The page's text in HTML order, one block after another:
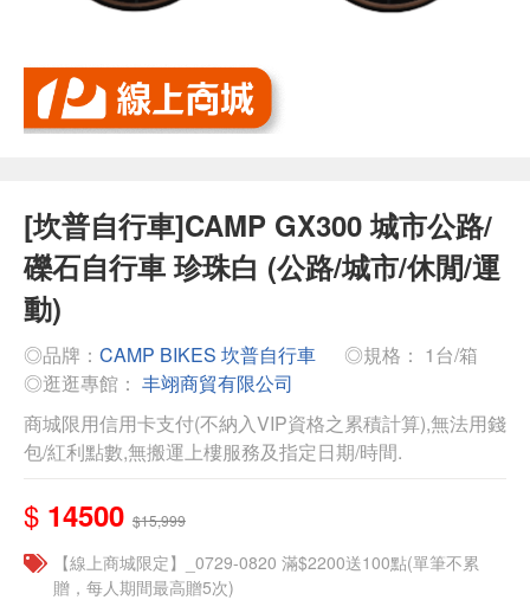
[坎普自行車]CAMP GX300 城市公路/
礫石自行車 珍珠白 (公路/城市/休閒/運
動)
◎品牌： CAMP BIKES 坎普自行車
◎規格： 1台/箱
◎逛逛專館： 丰翊商貿有限公司
商城限用信用卡支付(不納入VIP資格之累積計算),無法用錢
包/紅利點數,無搬運上樓服務及指定日期/時間.
$ 14500 $15,999
【線上商城限定】_0729-0820 滿$2200送100點(單筆不累
贈，每人期間最高贈5次)